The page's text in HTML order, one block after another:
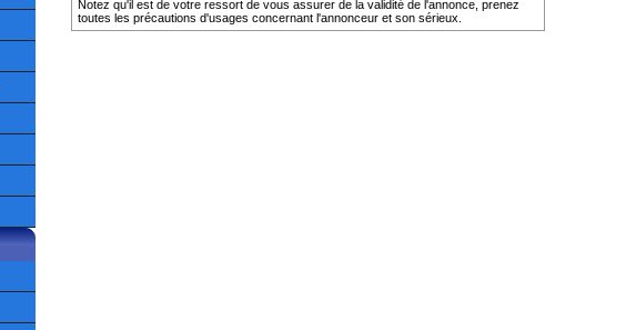
Notez qu'il est de votre ressort de vous assurer de la validité de l'annonce, prenez
toutes les précautions d'usages concernant l'annonceur et son sérieux.